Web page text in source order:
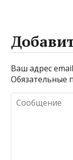
Ваш адрес
Обязательные